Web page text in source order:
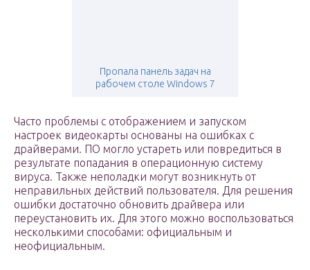
Пропала панель задач на
рабочем столе Windows 7
Часто проблемы с отображением и запуском
настроек видеокарты основаны на ошибках с
драйверами. ПО могло устареть или повредиться в
результате попадания в операционную систему
вируса. Также неполадки могут возникнуть от
неправильных действий пользователя. Для решения
ошибки достаточно обновить драйвера или
переустановить их. Для этого можно воспользоваться
несколькими способами: официальным и
неофициальным.